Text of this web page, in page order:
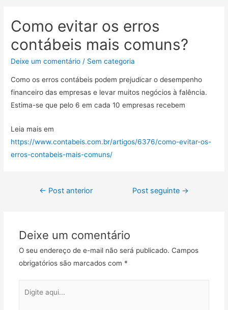
Como evitar os erros
contábeis mais comuns?
Deixe um comentário / Sem categoria
Como os erros contábeis podem prejudicar o desempenho
financeiro das empresas e levar muitos negócios à falência.
Estima-se que pelo 6 em cada 10 empresas recebem
Leia mais em
https://www.contabeis.com.br/artigos/6376/como-evitar-os-
erros-contabeis-mais-comuns/
← Post anterior Post seguinte →
Deixe um comentário
O seu endereço de e-mail não será publicado. Campos
obrigatórios são marcados com *